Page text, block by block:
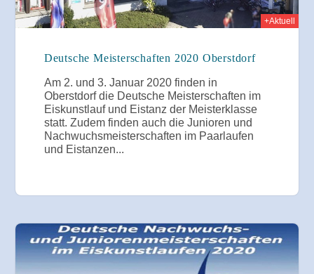
+Aktuell
Deutsche Meisterschaften 2020 Oberstdorf
Am 2. und 3. Januar 2020 finden in
Oberstdorf die Deutsche Meisterschaften im
Eiskunstlauf und Eistanz der Meisterklasse
statt. Zudem finden auch die Junioren und
Nachwuchsmeisterschaften im Paarlaufen
und Eistanzen...